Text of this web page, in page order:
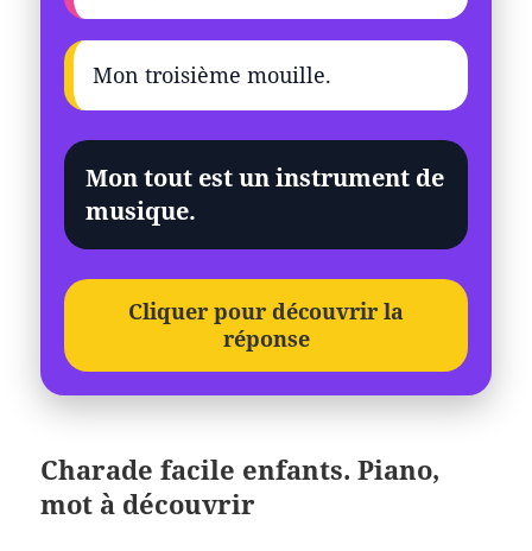
Mon troisième mouille.
Mon tout est un instrument de
musique.
Cliquer pour découvrir la
réponse
Charade facile enfants. Piano,
mot à découvrir